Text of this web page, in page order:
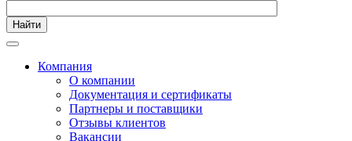
Найти
Компания
О компании
Документация и сертификаты
Партнеры и поставщики
Отзывы клиентов
Вакансии